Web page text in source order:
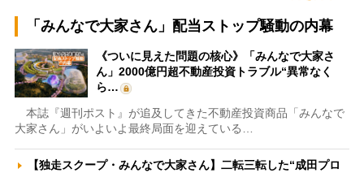
「みんなで大家さん」配当ストップ騒動の内幕
《ついに見えた問題の核心》「みんなで大家さ
ん」2000億円超不動産投資トラブル“異常なく
ら…
本誌『週刊ポスト』が追及してきた不動産投資商品「みんなで
大家さん」がいよいよ最終局面を迎えている…
【独走スクープ・みんなで大家さん】二転三転した“成田プロ